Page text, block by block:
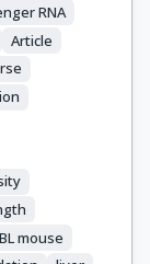
RNA
Article
mouse